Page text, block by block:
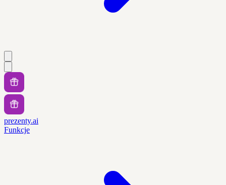
prezenty.ai
Funkcje